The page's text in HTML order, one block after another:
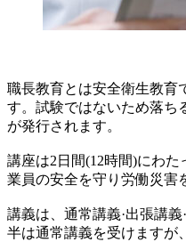
職長教育とは安全衛生教育
す。試験ではないため落ち
が発行されます。
講座は2日間(12時間)にわ
業員の安全を守り労働災害
講義は、通常講義·出張講
半は通常講義を受けますが